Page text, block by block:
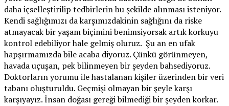
daha içselleştirilip tedbirlerin bu şekilde alınması isteniyor.
Kendi sağlığımızı da karşımızdakinin sağlığını da riske
atmayacak bir yaşam biçimini benimsiyorsak artık korkuyu
kontrol edebiliyor hale gelmiş oluruz. Şu an en ufak
hapşırmamızda bile acaba diyoruz. Çünkü görünmeyen,
havada uçuşan, pek bilinmeyen bir şeyden bahsediyoruz.
Doktorların yorumu ile hastalanan kişiler üzerinden bir veri
tabanı oluşturuldu. Geçmişi olmayan bir şeyle karşı
karşıyayız. İnsan doğası gereği bilmediği bir şeyden korkar.